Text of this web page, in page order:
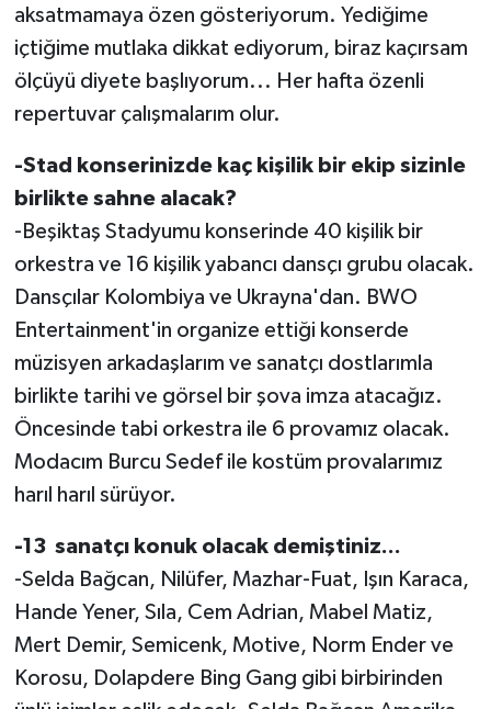
aksatmamaya özen gösteriyorum. Yediğime
içtiğime mutlaka dikkat ediyorum, biraz kaçırsam
ölçüyü diyete başlıyorum... Her hafta özenli
repertuvar çalışmalarım olur.
-Stad konserinizde kaç kişilik bir ekip sizinle
birlikte sahne alacak?
-Beşiktaş Stadyumu konserinde 40 kişilik bir
orkestra ve 16 kişilik yabancı dansçı grubu olacak.
Dansçılar Kolombiya ve Ukrayna'dan. BWO
Entertainment'in organize ettiği konserde
müzisyen arkadaşlarım ve sanatçı dostlarımla
birlikte tarihi ve görsel bir şova imza atacağız.
Öncesinde tabi orkestra ile 6 provamız olacak.
Modacım Burcu Sedef ile kostüm provalarımız
harıl harıl sürüyor.
-13 sanatçı konuk olacak demiştiniz...
-Selda Bağcan, Nilüfer, Mazhar-Fuat, Işın Karaca,
Hande Yener, Sıla, Cem Adrian, Mabel Matiz,
Mert Demir, Semicenk, Motive, Norm Ender ve
Korosu, Dolapdere Bing Gang gibi birbirinden